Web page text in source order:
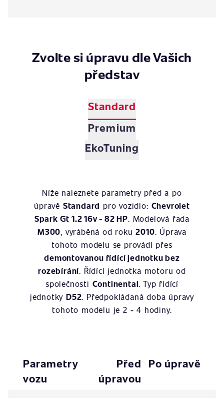
Zvolte si úpravu dle Vašich
představ
Standard
Premium
EkoTuning
Níže naleznete parametry před a po
úpravě Standard pro vozidlo: Chevrolet
Spark Gt 1.2 16v - 82 HP. Modelová řada
M300, vyráběná od roku2010. Úprava
tohoto modelu se provádí přes
demontovanou řídící jednotku bez
rozebírání. Řídící jednotka motoru od
společnosti Continental. Typ řídící
jednotkyD52. Předpokládaná doba úpravy
tohoto modelu je 2 - 4 hodiny.
Parametry
vozu
Před
úpravou
Po úpravě